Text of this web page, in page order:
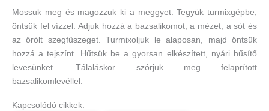
Mossuk meg és magozzuk ki a meggyet. Tegyük turmixgépbe,
öntsük fel vízzel. Adjuk hozzá a bazsalikomot, a mézet, a sót és
az őrölt szegfűszeget. Turmixoljuk le alaposan, majd öntsük
hozzá a tejszínt. Hűtsük be a gyorsan elkészített, nyári hűsítő
levesünket. Tálaláskor szórjuk meg felaprított
bazsalikomlevéllel.
Kapcsolódó cikkek: